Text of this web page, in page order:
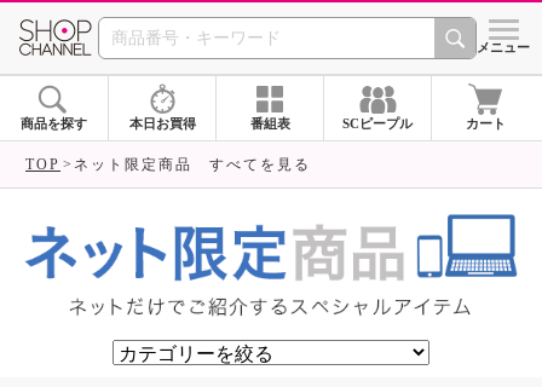
SHOP CHANNEL ショッ
メニュー
商品を探す 本日お買得 番組表 SCピープル カート
TOP ネット限定商品 すべてを見る